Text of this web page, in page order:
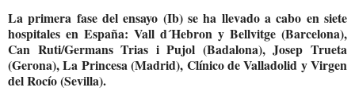
La primera fase del ensayo (Ib) se ha llevado a cabo en siete
hospitales en España: Vall d´Hebron y Bellvitge (Barcelona),
Can Ruti/Germans Trias i Pujol (Badalona), Josep Trueta
(Gerona), La Princesa (Madrid), Clínico de Valladolid y Virgen
del Rocío (Sevilla).